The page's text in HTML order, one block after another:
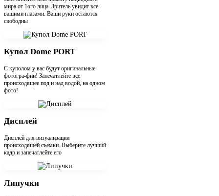
мира от 1ого лица. Зритель увидит все
вашими глазами. Ваши руки остаются
свободны
Купол Dome PORT
С куполом у вас будут оригинальные
фотогра-фии! Запечатлейте все
происходящее под и над водой, на одном
фото!
Дисплей
Дисплей для визуализации
происходящей съемки. Выберите лучший
кадр и запечатлейте его
Липучки